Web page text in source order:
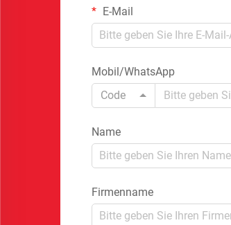
E-Mail
Mobil/WhatsApp
Code
Name
Firmenname